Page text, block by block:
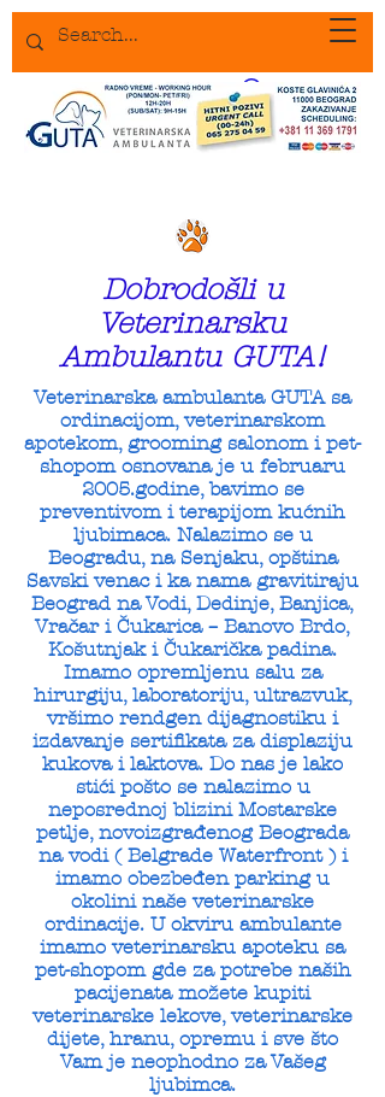
Dobrodošli u
Veterinarsku
Ambulantu GUTA!
Veterinarska ambulanta GUTA sa
ordinacijom, veterinarskom
apotekom, grooming salonom i pet-
shopom osnovana je u februaru
2005.godine, bavimo se
preventivom i terapijom kućnih
ljubimaca. Nalazimo se u
Beogradu, na Senjaku, opština
Savski venac i ka nama gravitiraju
Beograd na Vodi, Dedinje, Banjica,
Vračar i Čukarica – Banovo Brdo,
Košutnjak i Čukarička padina.
Imamo opremljenu salu za
hirurgiju, laboratoriju, ultrazvuk,
vršimo rendgen dijagnostiku i
izdavanje sertifikata za displaziju
kukova i laktova. Do nas je lako
stići pošto se nalazimo u
neposrednoj blizini Mostarske
petlje, novoizgrađenog Beograda
na vodi ( Belgrade Waterfront ) i
imamo obezbeđen parking u
okolini naše veterinarske
ordinacije. U okviru ambulante
imamo veterinarsku apoteku sa
pet-shopom gde za potrebe naših
pacijenata možete kupiti
veterinarske lekove, veterinarske
dijete, hranu, opremu i sve što
Vam je neophodno za Vašeg
ljubimca.